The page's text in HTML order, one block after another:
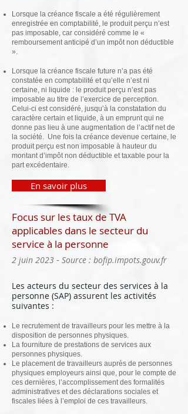
Lorsque la créance fiscale a été régulièrement
enregistrée en comptabilité, le produit perçu n’est
pas imposable, car considéré comme le «
remboursement anticipé d’un impôt non déductible
».
Lorsque la créance fiscale future n’a pas été
constatée en comptabilité et qu’elle n’est ni
certaine, ni liquide : le produit perçu n’est pas
imposable au titre de l’exercice de perception.
Celui-ci est considéré, jusqu’à la constatation du
caractère certain et liquide, à un emprunt qui ne
donne pas lieu à une augmentation de l’actif net de
la société. Une fois la créance devenue certaine, le
produit perçu est non imposable à hauteur du
montant d’impôt non déductible et taxable pour la
part excédentaire.
En savoir plus
Focus sur les taux de TVA
applicables dans le secteur du
service à la personne
2 juin 2023 - Source : bofip.impots.gouv.fr
Les acteurs du secteur des services à la
personne (SAP) assurent les activités
suivantes :
Le recrutement de travailleurs pour les mettre à la
disposition de personnes physiques.
La fourniture de prestations de services aux
personnes physiques.
Le placement de travailleurs auprès de personnes
physiques employeurs ainsi que, pour le compte de
ces dernières, l’accomplissement des formalités
administratives et des déclarations sociales et
fiscales liées à l’emploi de ces travailleurs.